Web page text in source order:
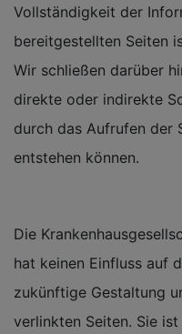
Vollständigkeit der
bereitgestellten Seiten
Wir schließen darüber
direkte oder indirekte
durch das Aufrufen der
entstehen können.
Die
hat keinen Einfluss auf
zukünftige Gestaltung
verlinkten Seiten. Sie